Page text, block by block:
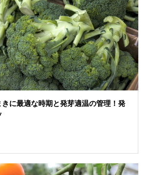
に最適な時期と発芽適温の管理！発